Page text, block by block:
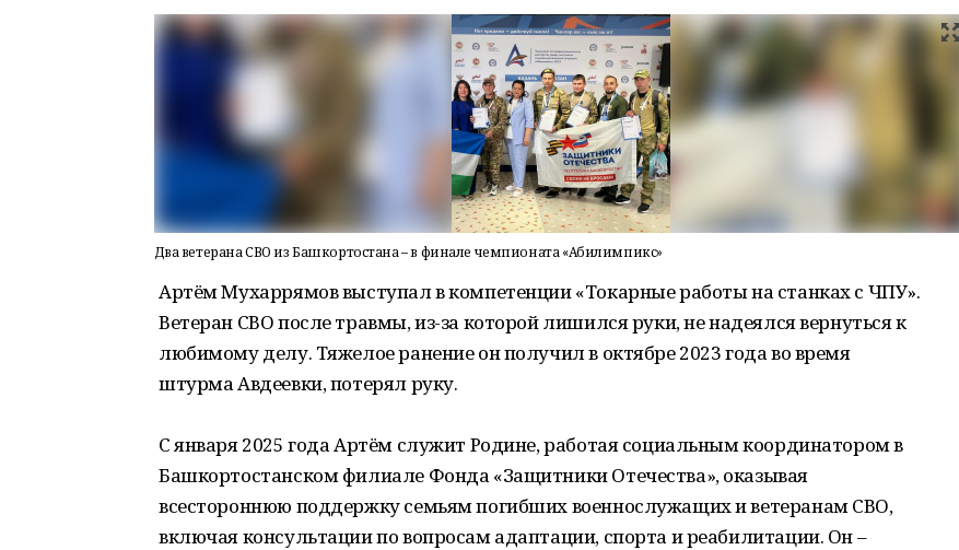
Два ветерана СВО из Башкортостана – в финале чемпионата «Абилимпикс»
Артём Мухаррямов выступал в компетенции «Токарные работы на станках с ЧПУ».
Ветеран СВО после травмы, из-за которой лишился руки, не надеялся вернуться к
любимому делу. Тяжелое ранение он получил в октябре 2023 года во время
штурма Авдеевки, потерял руку.
С января 2025 года Артём служит Родине, работая социальным координатором в
Башкортостанском филиале Фонда «Защитники Отечества», оказывая
всестороннюю поддержку семьям погибших военнослужащих и ветеранам СВО,
включая консультации по вопросам адаптации, спорта и реабилитации. Он –